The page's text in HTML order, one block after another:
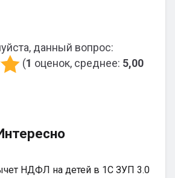
данный вопрос:
(1 оценок, среднее: 5,00
НДФЛ на детей в 1С ЗУП 3.0